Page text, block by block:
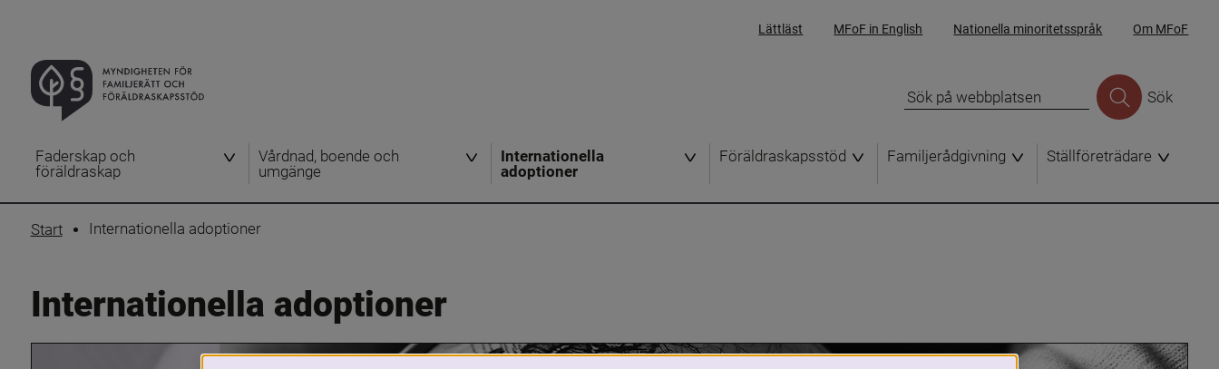
Lättläst MFoF in English Nationella minoritetsspråk Om MFoF
Sök
Faderskap och
föräldraskap
Vårdnad, boende och
umgänge
Internationella
adoptioner
Föräldraskapsstöd Familjerådgivning Ställföreträdare
Start Internationella adoptioner
Internationella adoptioner